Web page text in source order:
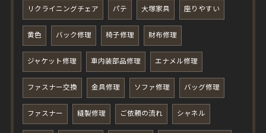
リクライニングチェア パテ 大塚家具 座りやすい
黄色 バック修理 椅子修理 財布修理
ジャケット修理 車内装部品修理 エナメル修理
ファスナー交換 金具修理 ソファ修理 バッグ修理
ファスナー 縫製修理 ご依頼の流れ シャネル